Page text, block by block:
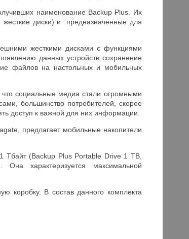
наименование Backup Plus. Их
жесткие диски) и предназначенные для
жесткими дисками с функциями
данных устройств сохранение
файлов на настольных и мобильных
социальные медиа стали огромными
большинство потребителей, скорее
доступ к важной для них информации.
предлагает мобильные накопители
Тбайт (Backup Plus Portable Drive 1 TB,
характеризуется максимальной
коробку. В состав данного комплекта